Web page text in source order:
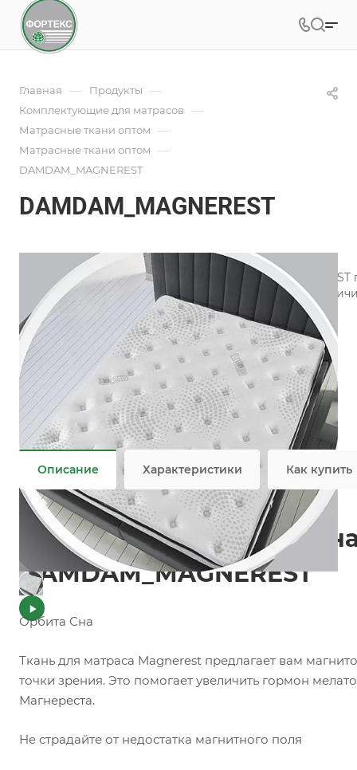
Главная — Продукты —
Комплектующие для матрасов —
Матрасные ткани оптом —
Матрасные ткани оптом —
DAMDAM_MAGNEREST
DAMDAM_MAGNEREST
Под заказ DAMDAM_MAGNEREST
Инновационная матрасная ткань
одобрена с научной точки зрения. Это помогает
Подробности
Характеристики
Состав— 69.5%PES/30.5%VIS
Добавки
Нити
Плотность—
606 гр/м2
Все характеристики
Описание Характеристики Как купить
Инновационная
DAMDAM_MAGNEREST
Орбита Сна
Ткань для матраса Magnerest предлагает вам
точки зрения. Это помогает увеличить гормон
Магнереста.
Не страдайте от недостатка магнитного поля